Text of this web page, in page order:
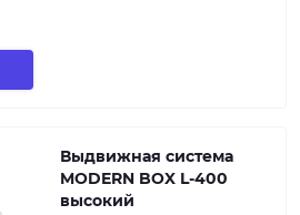
Выдвижная система
MODERN BOX L-400
высокий